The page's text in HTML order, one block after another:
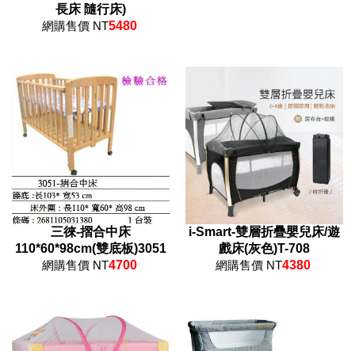
長床 隨行床)
網購售價 NT5480
三徠-摺合中床
110*60*98cm(雙底板)3051
網購售價 NT4700
i-Smart-雙層折疊嬰兒床/遊
戲床(灰色)T-708
網購售價 NT4380